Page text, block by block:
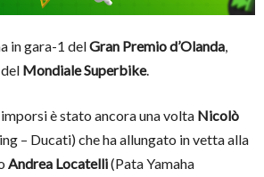
in gara-1 delGran Premio d’Olanda,
Mondiale Superbike.
è stato ancora una volta Nicolò
– Ducati) che ha allungato in vetta alla
Andrea Locatelli(Pata Yamaha